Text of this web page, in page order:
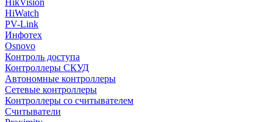
HikVision
HiWatch
PV-Link
Инфотех
Osnovo
Контроль доступа
Контроллеры СКУД
Автономные контроллеры
Сетевые контроллеры
Контроллеры со считывателем
Считыватели